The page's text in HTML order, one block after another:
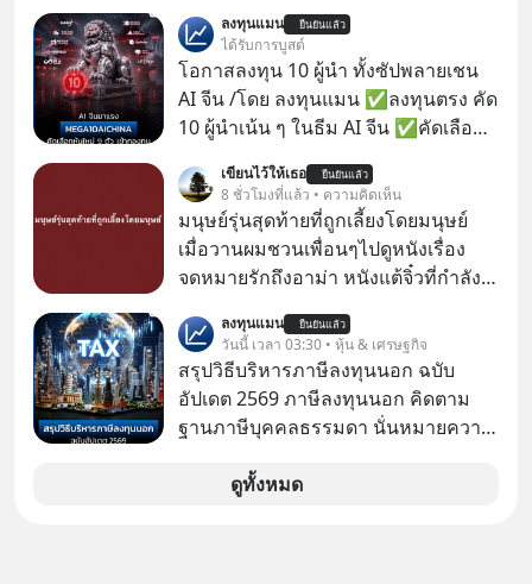
ภาษี หลายคนมักได้รับคำแนะนำให้
ลงทุนใน RMF เพราะนอกจากจะช่วยลด
หย่อนภาษีได้แล้ว ยังเป็นโอกาสในการ
สร้างความมั่งคั่งระยะยาว แต่น้อยคน
นักที่จะลงลึกว่า ถ้าลงทุนใน RMF ควรรู้
อะไรบ้าง ควรดู ตรงไหน ทำอย่างไร ถึง
จะดีกับเรา แล้วเราควรรู้ข้อมูลอะไร
เกี่ยวกับ RMF บ้าง เพื่อให้นำไปใช้ต่อได้
จริง ๆ ลงทุนแมนจะเล่าให้ฟัง
ลงทุนแมน ยืนยันแล้ว
ได้รับการบูสต์
โอกาสลงทุน 10 ผู้นำ ทั้งซัปพลายเชน
AI จีน /โดย ลงทุนแมน ✅ลงทุนตรง คัด
10 ผู้นำเน้น ๆ ในธีม AI จีน ✅คัดเลือก
เจ้าของผู้นำ AI จีน ตั้งแต่โรงงานผลิตชิป
หน่วยความจำ โมเดล AI ยันหุ่นยนต์
✅ได้การรับยกเว้นภาษี Capital Gain
ตามกฎหมายภาษีของประเทศไทย
เขียนไว้ให้เธอ ยืนยันแล้ว
8 ชั่วโมงที่แล้ว • ความคิดเห็น
มนุษย์รุ่นสุดท้ายที่ถูกเลี้ยงโดยมนุษย์
เมื่อวานผมชวนเพื่อนๆไปดูหนังเรื่อง
จดหมายรักถึงอาม่า หนังแต้จิ๋วที่กำลัง
ป๊าผมเห็นโปสเตอร์หนังเรื่องนี้หลาย
เดือนก่อนและอยากดูมาก ด้วยเพราะว่า
อากงก็มาจากเมืองจีน ป๊าก็พูดแต้จิ๋วได้
มีเรื่องราวมีความผูกพันที่ได้ยินตั้งแต่
ลงทุนแมน ยืนยันแล้ว
วันนี้ เวลา 03:30 • หุ้น & เศรษฐกิจ
สรุปวิธีบริหารภาษีลงทุนนอก ฉบับ
อัปเดต 2569 ภาษีลงทุนนอก คิดตาม
ฐานภาษีบุคคลธรรมดา นั่นหมายความ
ดูทั้งหมด